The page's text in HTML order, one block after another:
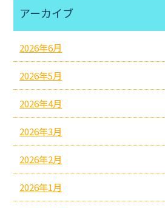
アーカイブ
2026年6月
2026年5月
2026年4月
2026年3月
2026年2月
2026年1月